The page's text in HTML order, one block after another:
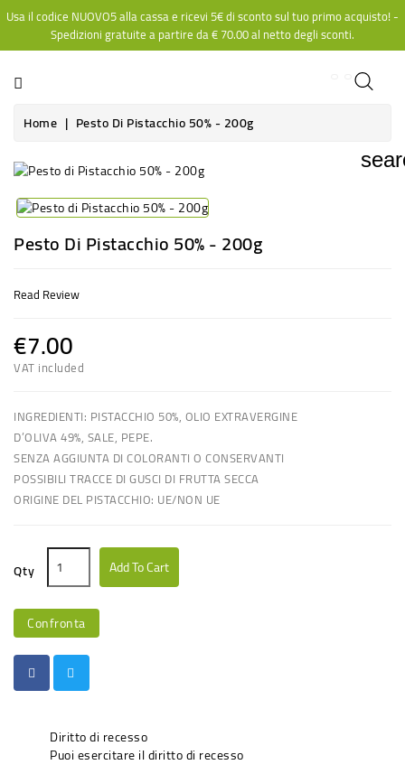
Usa il codice NUOVO5 alla cassa e ricevi 5€ di sconto sul tuo primo acquisto! -
Spedizioni gratuite a partire da€ 70.00al netto degli sconti.
CATEGORY
Home Pesto Di Pistacchio 50% - 200g
Pesto Di Pistacchio 50% - 200g
Read Review
€7.00
VAT included
INGREDIENTI: PISTACCHIO 50%, OLIO EXTRAVERGINE
D’OLIVA 49%, SALE, PEPE.
SENZA AGGIUNTA DI COLORANTI O CONSERVANTI
POSSIBILI TRACCE DI GUSCI DI FRUTTA SECCA
ORIGINE DEL PISTACCHIO: UE/NON UE
Qty Add To Cart
Confronta
Diritto di recesso
Puoi esercitare il diritto di recesso